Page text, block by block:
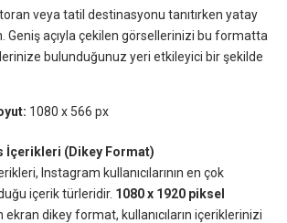
veya tatil destinasyonu tanıtırken yatay
Geniş açıyla çekilen görsellerinizi bu formatta
bulunduğunuz yeri etkileyici bir şekilde
1080 x 566 px
İçerikleri (Dikey Format)
Instagram kullanıcılarının en çok
içerik türleridir. 1080 x 1920 piksel
ekran dikey format, kullanıcıların içeriklerinizi